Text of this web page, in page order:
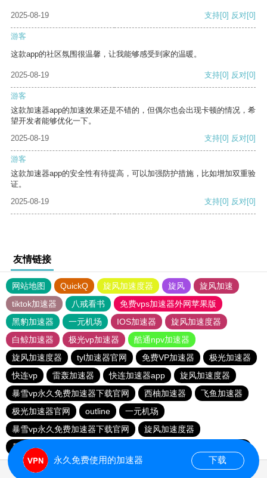
2025-08-19 支持[0] 反对[0]
游客
这款app的社区氛围很温馨，让我能够感受到家的温暖。
2025-08-19 支持[0] 反对[0]
游客
这款加速器app的加速效果还是不错的，但偶尔也会出现卡顿的情况，希
望开发者能够优化一下。
2025-08-19
支持[0] 反对[0]
游客
这款加速器app的安全性有待提高，可以加强防护措施，比如增加双重验
证。
2025-08-19
支持[0] 反对[0]
友情链接
网站地图 QuickQ 旋风加速度器 旋风
旋风加速
tiktok加速器
八戒看书
免费vps加速器外网苹果版
黑豹加速器
一元机场 IOS加速器
旋风加速度器
白鲸加速器
极光vp加速器
酷通npv加速器
旋风加速度器
tyl加速器官网 免费VP加速器
极光加速器
快连vp
雷轰加速器 快连加速器app
旋风加速度器
暴雪vp永久免费加速器下载官网
西柚加速器
飞鱼加速器
极光加速器官网
outline
一元机场
暴雪vp永久免费加速器下载官网
旋风加速度器
暴雪vp永久免费加速器下载官网
永久免费使用的加速器 下载